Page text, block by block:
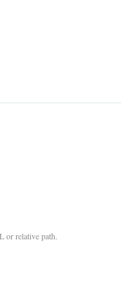
or relative path.